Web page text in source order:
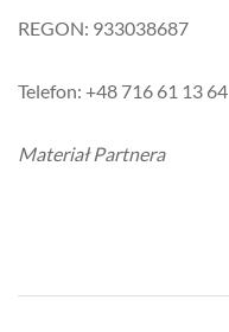
REGON: 933038687
Telefon: +48 716 61 13 64
Materiał Partnera